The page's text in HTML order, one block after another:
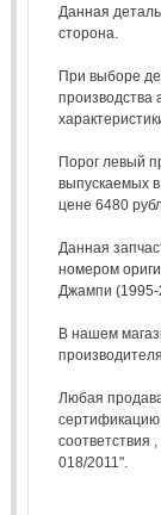
Данная
сторона.
При выборе
производства
Порог левый
выпускаемых
цене 6480
Данная
номером
Джампи (1995-
В нашем
Любая
соответствия
018/2011".